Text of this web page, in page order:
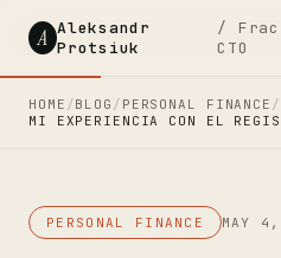
A Aleksandr
Protsiuk
/
CTO
HOME /BLOG / PERSONAL FINANCE /
MI EXPERIENCIA CON EL
PERSONAL FINANCE MAY